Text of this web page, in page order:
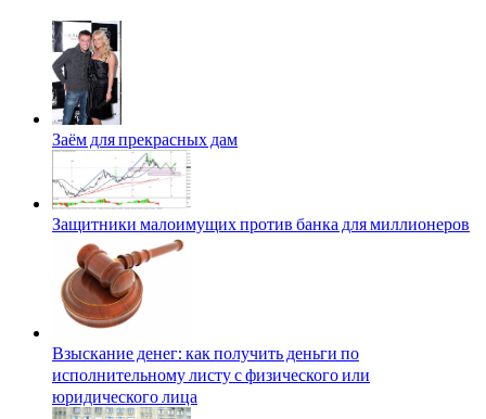
Заём для прекрасных дам
Защитники малоимущих против банка для миллионеров
Взыскание денег: как получить деньги по
исполнительному листу с физического или
юридического лица